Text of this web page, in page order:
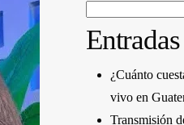
¿Cuánto
vivo en
Transmisión